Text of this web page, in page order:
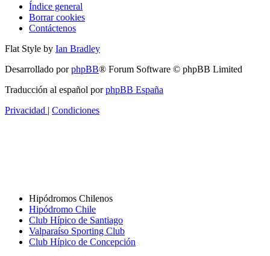
Índice general
Borrar cookies
Contáctenos
Flat Style by Ian Bradley
Desarrollado porphpBB® Forum Software © phpBB Limited
Traducción al español porphpBB España
Privacidad | Condiciones
Hipódromos Chilenos
Hipódromo Chile
Club Hípico de Santiago
Valparaíso Sporting Club
Club Hípico de Concepción